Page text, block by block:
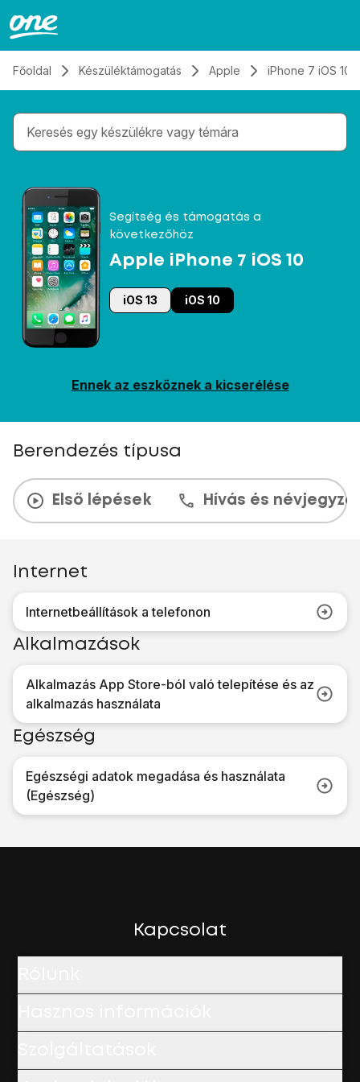
Főoldal Készüléktámogatás Apple iPhone 7 iOS 10
Gépelés közben megjelennek a keresési
Segítség és támogatás a
következőhöz
Apple iPhone 7 iOS 10
iOS 13 iOS 10
Ennek az eszköznek a kicserélése
Berendezés típusa
Első lépések Hívás és
Internet
Internetbeállítások a telefonon
Alkalmazások
Alkalmazás App Store-ból való telepítése és az
alkalmazás használata
Egészség
Egészségi adatok megadása és használata
(Egészség)
Kapcsolat